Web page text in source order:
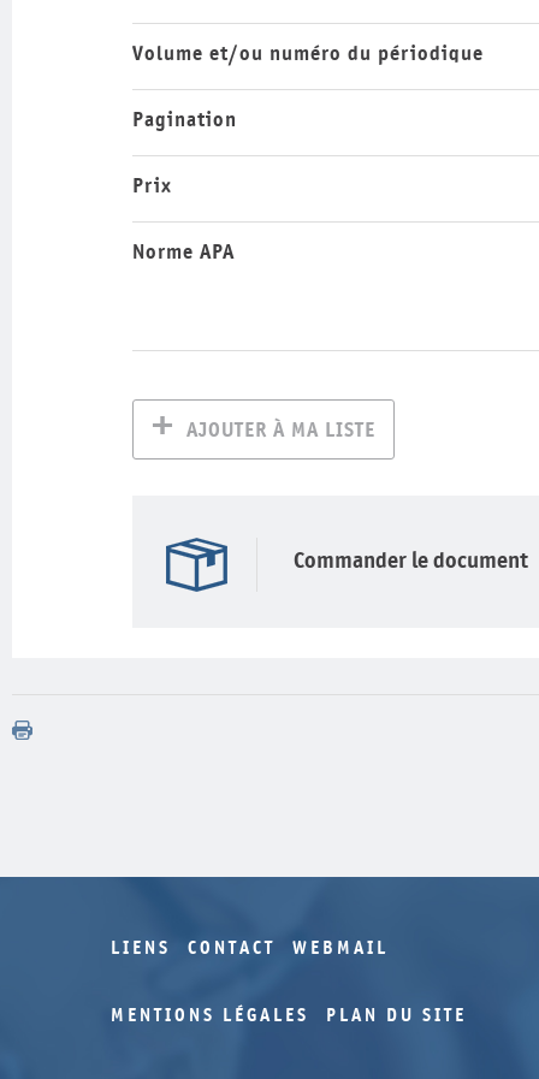
Volume et/ou numéro du périodique
Pagination
Prix
Norme APA
AJOUTER À MA LISTE
Commander le document
LIENS CONTACT WEBMAIL
MENTIONS LÉGALES PLAN DU SITE